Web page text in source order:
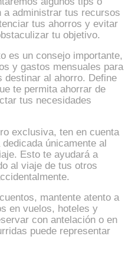
a administrar tus recursos
tus ahorros y evitar
tu objetivo.
es un consejo importante,
y gastos mensuales para
destinar al ahorro. Define
te permita ahorrar de
tus necesidades
exclusiva, ten en cuenta
únicamente al
Esto te ayudará a
al viaje de tus otros
mantente atento a
en vuelos, hoteles y
con antelación o en
puede representar